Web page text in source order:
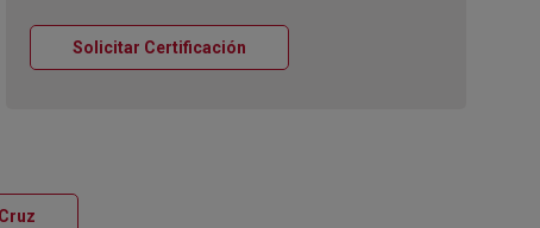
Solicitar Certificación
Ventana nueva